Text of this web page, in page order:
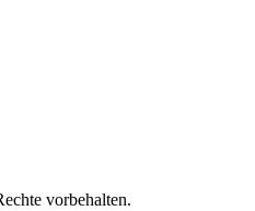
vorbehalten.